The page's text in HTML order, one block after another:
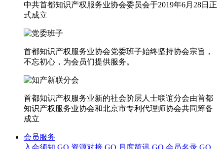
中共首都知识产权服务业协会委员会于2019年6月28日正
式成立
首都知识产权服务业协会党委班子始终坚持协会宗旨，
不忘初心，为会员们提供服务。
首都知识产权服务业新的社会阶层人士联谊分会由首都
知识产权服务业协会和北京市专利代理师协会共同筹备
成立
会员服务
入会须知 GO 资源对接 GO 月度简讯 GO 会员名录 GO